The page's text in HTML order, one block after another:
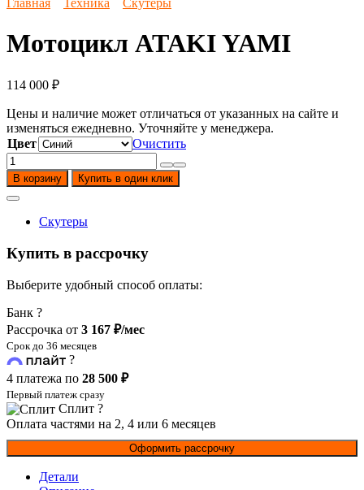
Главная Техника Скутеры
Мотоцикл ATAKI YAMI
114 000 ₽
Цены и наличие может отличаться от указанных на сайте и
изменяться ежедневно. Уточняйте у менеджера.
Цвет
Очистить
Количество
товара
Мотоцикл
ATAKI
YAMI
В корзину Купить в один клик
Скутеры
Купить в рассрочку
Выберите удобный способ оплаты:
Банк ?
Рассрочка от 3 167 ₽/мес
Срок до 36 месяцев
?
4 платежа по 28 500 ₽
Первый платеж сразу
Сплит ?
Оплата частями на 2, 4 или 6 месяцев
Оформить рассрочку
Детали